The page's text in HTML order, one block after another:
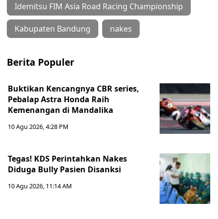
Idemitsu FIM Asia Road Racing Championship
Kabupaten Bandung nakes
Berita Populer
Buktikan Kencangnya CBR series,
Pebalap Astra Honda Raih
Kemenangan di Mandalika
10 Agu 2026, 4:28 PM
Tegas! KDS Perintahkan Nakes
Diduga Bully Pasien Disanksi
10 Agu 2026, 11:14 AM